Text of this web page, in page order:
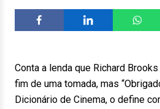
Conta a lenda que Richard
fim de uma tomada, mas
Dicionário de Cinema, o define